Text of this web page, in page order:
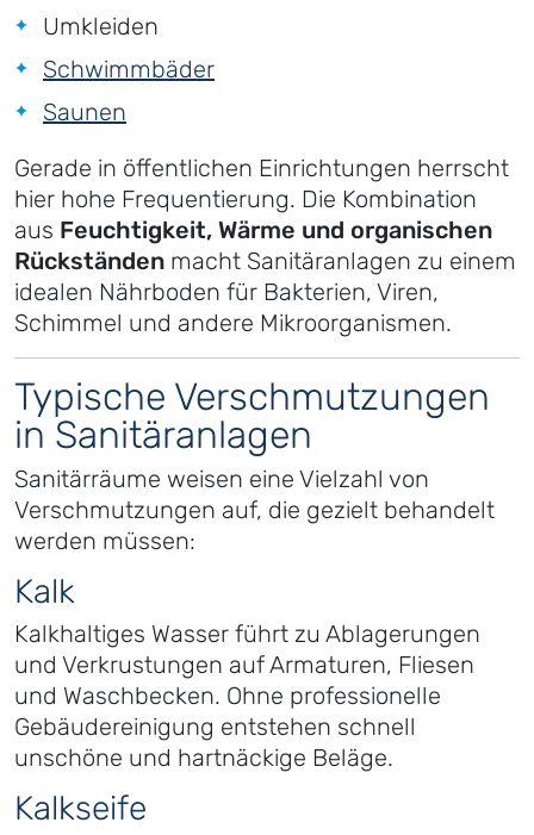
Umkleiden
Schwimmbäder
Saunen
Gerade in öffentlichen Einrichtungen herrscht
hier hohe Frequentierung. Die Kombination
aus Feuchtigkeit, Wärme und organischen
Rückständen macht Sanitäranlagen zu einem
idealen Nährboden für Bakterien, Viren,
Schimmel und andere Mikroorganismen.
Typische Verschmutzungen
in Sanitäranlagen
Sanitärräume weisen eine Vielzahl von
Verschmutzungen auf, die gezielt behandelt
werden müssen:
Kalk
Kalkhaltiges Wasser führt zu Ablagerungen
und Verkrustungen auf Armaturen, Fliesen
und Waschbecken. Ohne professionelle
Gebäudereinigung entstehen schnell
unschöne und hartnäckige Beläge.
Kalkseife